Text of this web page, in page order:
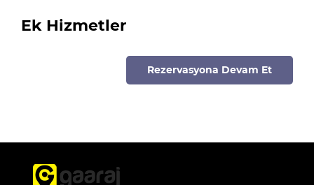
Ek Hizmetler
Rezervasyona Devam Et